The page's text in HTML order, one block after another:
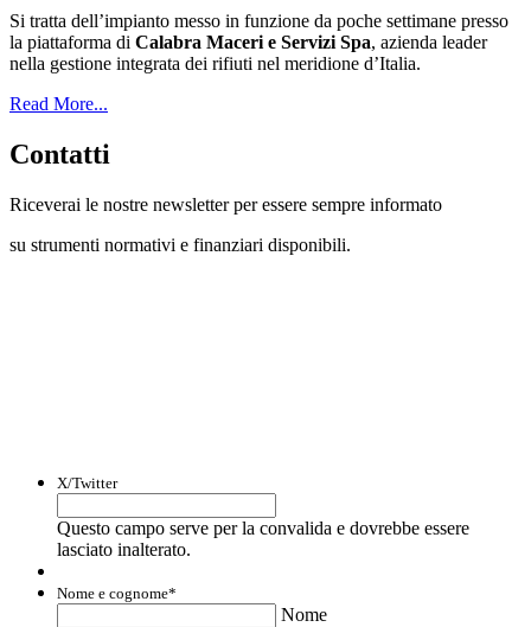
Si tratta dell’impianto messo in funzione da poche settimane presso
la piattaforma di Calabra Maceri e Servizi Spa, azienda leader
nella gestione integrata dei rifiuti nel meridione d’Italia.
Read More...
Contatti
Riceverai le nostre newsletter per essere sempre informato
su strumenti normativi e finanziari disponibili.
X/Twitter
Questo campo serve per la convalida e dovrebbe essere
lasciato inalterato.
Nome e cognome*
Nome